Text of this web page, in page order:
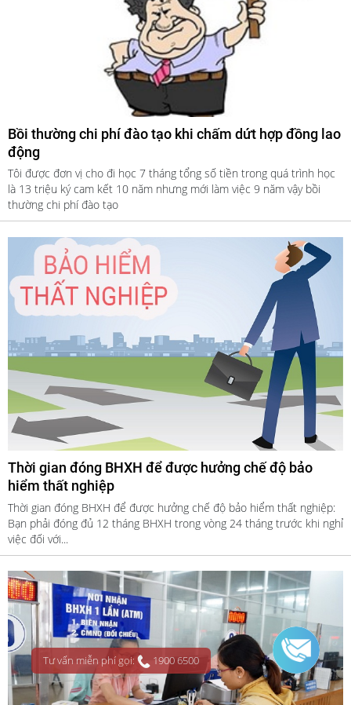
Bồi thường chi phí đào tạo khi chấm dứt hợp đồng lao
động
Tôi được đơn vị cho đi học 7 tháng tổng số tiền trong quá trình học
là 13 triệu ký cam kết 10 năm nhưng mới làm việc 9 năm vậy bồi
thường chi phí đào tạo
Thời gian đóng BHXH để được hưởng chế độ bảo
hiểm thất nghiệp
Thời gian đóng BHXH để được hưởng chế độ bảo hiểm thất nghiệp:
Bạn phải đóng đủ 12 tháng BHXH trong vòng 24 tháng trước khi nghỉ
việc đối với...
Tư vấn miễn phí gọi: 1900 6500